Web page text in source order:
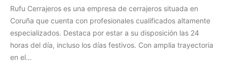
Rufu Cerrajeros es una empresa de cerrajeros situada en
Coruña que cuenta con profesionales cualificados altamente
especializados. Destaca por estar a su disposición las 24
horas del día, incluso los días festivos. Con amplia trayectoria
en el…